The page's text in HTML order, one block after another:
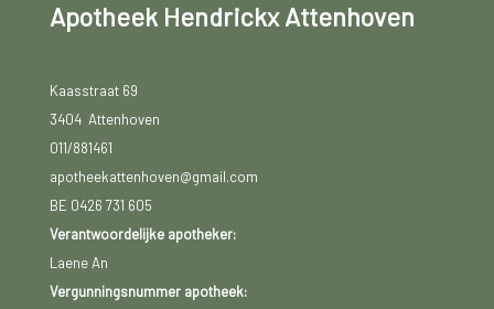
Apotheek Hendrickx Attenhoven
Kaasstraat 69
3404 Attenhoven
011/881461
apotheekattenhoven@gmail.com
BE 0426 731 605
Verantwoordelijke apotheker:
Laene An
Vergunningsnummer apotheek: